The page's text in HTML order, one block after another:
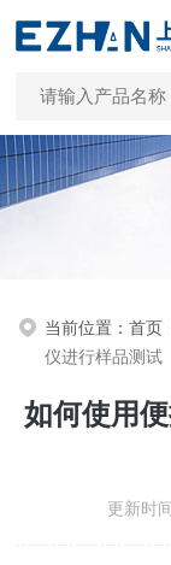
当前位置：首页
仪进行样品测试
如何使用
更新时